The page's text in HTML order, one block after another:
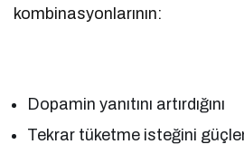
kombinasyonlarının:
Dopamin yanıtını artırdığını
Tekrar tüketme isteğini